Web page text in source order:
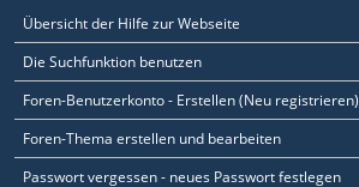
Übersicht der Hilfe zur Webseite
Die Suchfunktion benutzen
Foren-Benutzerkonto - Erstellen (Neu registrieren)
Foren-Thema erstellen und bearbeiten
Passwort vergessen - neues Passwort festlegen